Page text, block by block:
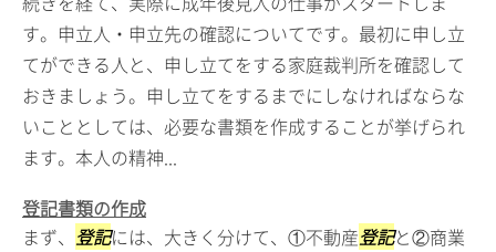
す。申立人・申立先の確認についてです。最初に申し立
てができる人と、申し立てをする家庭裁判所を確認して
おきましょう。申し立てをするまでにしなければならな
いこととしては、必要な書類を作成することが挙げられ
ます。本人の精神...
登記書類の作成
まず、 登記には、大きく分けて、①不動産登記と②商業